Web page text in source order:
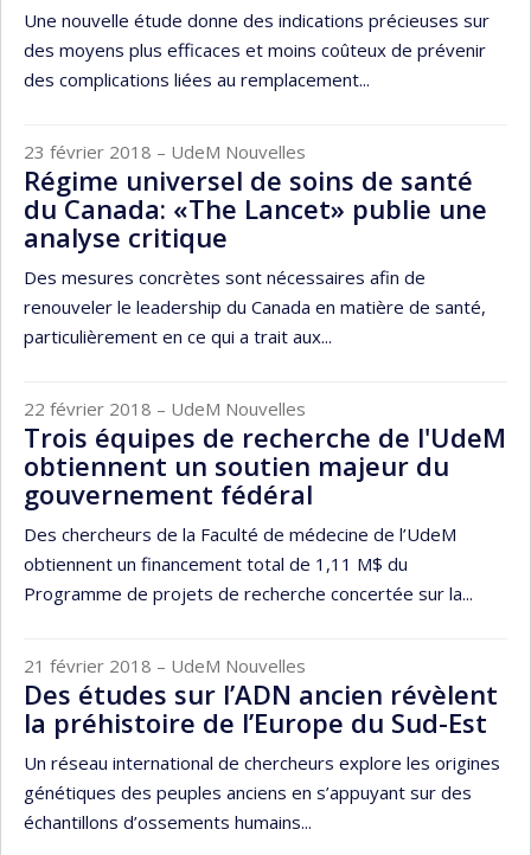
Une nouvelle étude donne des indications précieuses sur
des moyens plus efficaces et moins coûteux de prévenir
des complications liées au remplacement...
23 février 2018 – UdeM Nouvelles
Régime universel de soins de santé
du Canada: «The Lancet» publie une
analyse critique
Des mesures concrètes sont nécessaires afin de
renouveler le leadership du Canada en matière de santé,
particulièrement en ce qui a trait aux...
22 février 2018 – UdeM Nouvelles
Trois équipes de recherche de l'UdeM
obtiennent un soutien majeur du
gouvernement fédéral
Des chercheurs de la Faculté de médecine de l’UdeM
obtiennent un financement total de 1,11 M$ du
Programme de projets de recherche concertée sur la...
21 février 2018 – UdeM Nouvelles
Des études sur l’ADN ancien révèlent
la préhistoire de l’Europe du Sud-Est
Un réseau international de chercheurs explore les origines
génétiques des peuples anciens en s’appuyant sur des
échantillons d’ossements humains...